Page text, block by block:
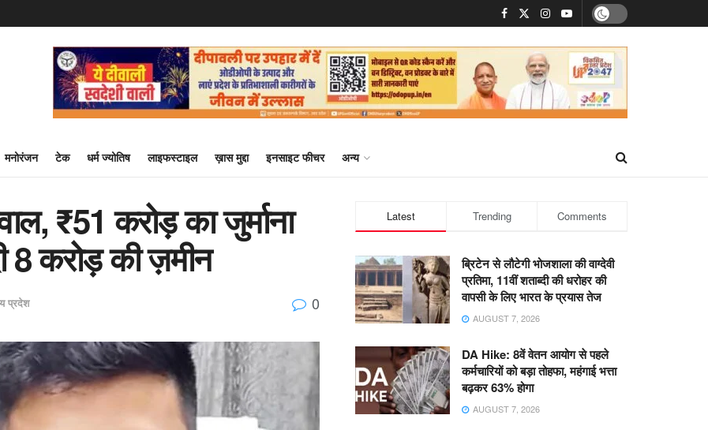
मनोरंजन टेक धर्म ज्योतिष लाइफस्टाइल ख़ास मुद्दा इनसाइट फीचर अन्य
₹51 करोड़ का जुर्माना
8 करोड़ की ज़मीन
प्रदेश 0
Latest Trending Comments
ब्रिटेन से लौटेगी भोजशाला की वाग्देवी
प्रतिमा, 11वीं शताब्दी की धरोहर की
वापसी के लिए भारत के प्रयास तेज
AUGUST 7, 2026
DA Hike: 8वें वेतन आयोग से पहले
कर्मचारियों को बड़ा तोहफा, महंगाई भत्ता
बढ़कर 63% होगा
AUGUST 7, 2026